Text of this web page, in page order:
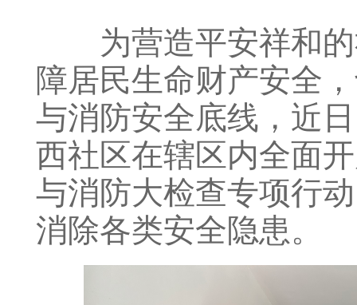
为营造平安祥和的
障居民生命财产安全
与消防安全底线，近
西社区在辖区内全面
与消防大检查专项行
消除各类安全隐患。